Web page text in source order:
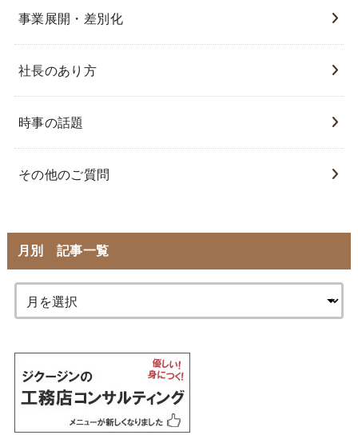
事業展開・差別化
社長のあり方
時事の話題
その他のご質問
月別 記事一覧